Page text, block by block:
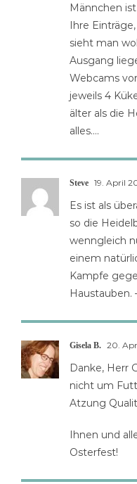
Männchen
Ihre
sieht man
Ausgang
Webcams
jeweils 4
älter als die
alles….
Steve 19. April
Es ist als
so die
wenngleich
einem
Kampfe
Haustauben.
Gisela B. 20.
Danke, Herr
nicht um
Atzung
Ihnen und
Osterfest!